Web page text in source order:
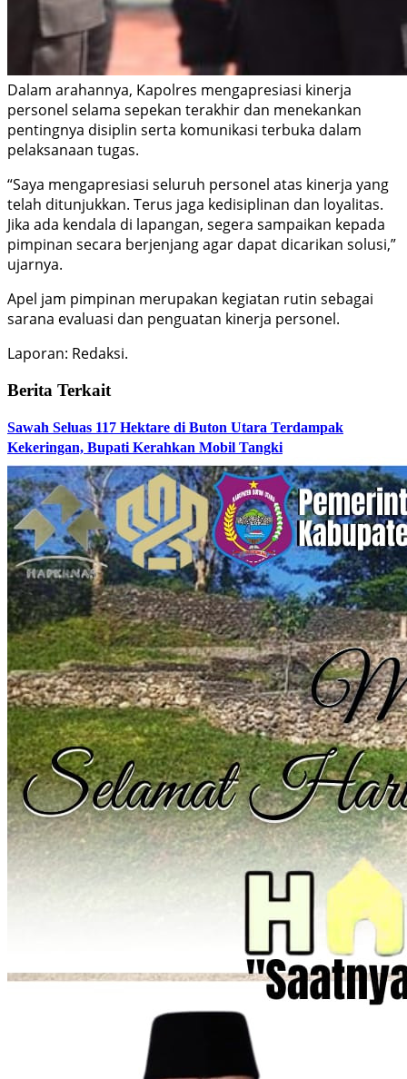
Dalam arahannya, Kapolres mengapresiasi kinerja
personel selama sepekan terakhir dan menekankan
pentingnya disiplin serta komunikasi terbuka dalam
pelaksanaan tugas.
“Saya mengapresiasi seluruh personel atas kinerja yang
telah ditunjukkan. Terus jaga kedisiplinan dan loyalitas.
Jika ada kendala di lapangan, segera sampaikan kepada
pimpinan secara berjenjang agar dapat dicarikan solusi,”
ujarnya.
Apel jam pimpinan merupakan kegiatan rutin sebagai
sarana evaluasi dan penguatan kinerja personel.
Laporan: Redaksi.
Berita Terkait
Sawah Seluas 117 Hektare di Buton Utara Terdampak
Kekeringan, Bupati Kerahkan Mobil Tangki